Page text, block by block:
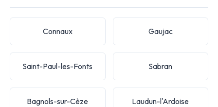
Connaux Gaujac
Saint-Paul-les-Fonts Sabran
Bagnols-sur-Cèze Laudun-l'Ardoise